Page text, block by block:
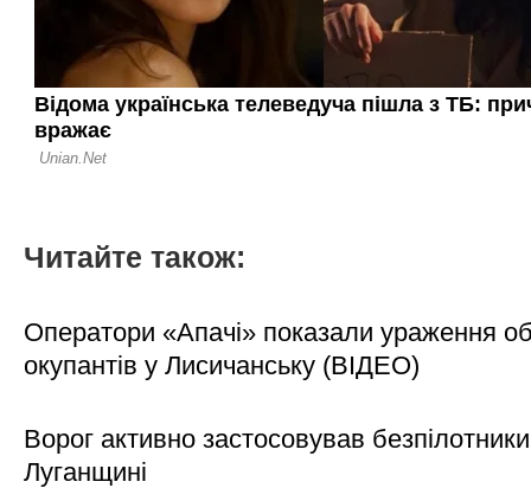
Читайте також:
Оператори «Апачі» показали ураження
окупантів у Лисичанську (ВІДЕО)
Ворог активно застосовував
Луганщині